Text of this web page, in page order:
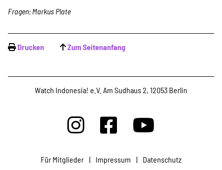
Fragen: Markus Plate
Drucken Zum Seitenanfang
Watch Indonesia! e.V. Am Sudhaus 2, 12053 Berlin
Für Mitglieder | Impressum | Datenschutz